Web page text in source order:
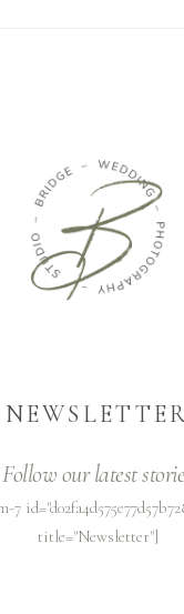
Follow our latest
7
title="Newsletter"]